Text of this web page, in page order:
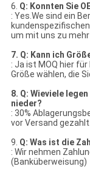
6. Q: Konnten Sie
: Yes.We sind ein
um mit uns zu
7. Q: Kann ich
: Ja ist MOQ hier
Größe wählen, die
8. Q: Wieviele
nieder?
: 30%
vor Versand gezahlt.
9. Q: Was ist die
: Wir nehmen
(Banküberweisung)